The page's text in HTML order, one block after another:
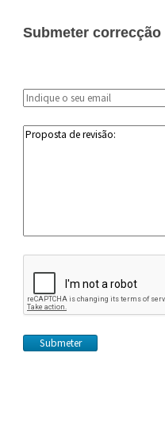
Submeter correcção